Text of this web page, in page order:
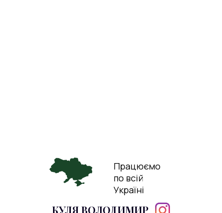
КУЛЯ ВОЛОДИМИР
Працюємо
по всій
Україні